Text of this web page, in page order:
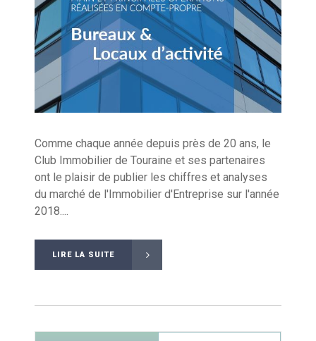
Comme chaque année depuis près de 20 ans, le
Club Immobilier de Touraine et ses partenaires
ont le plaisir de publier les chiffres et analyses
du marché de l'Immobilier d'Entreprise sur l'année
2018....
LIRE LA SUITE